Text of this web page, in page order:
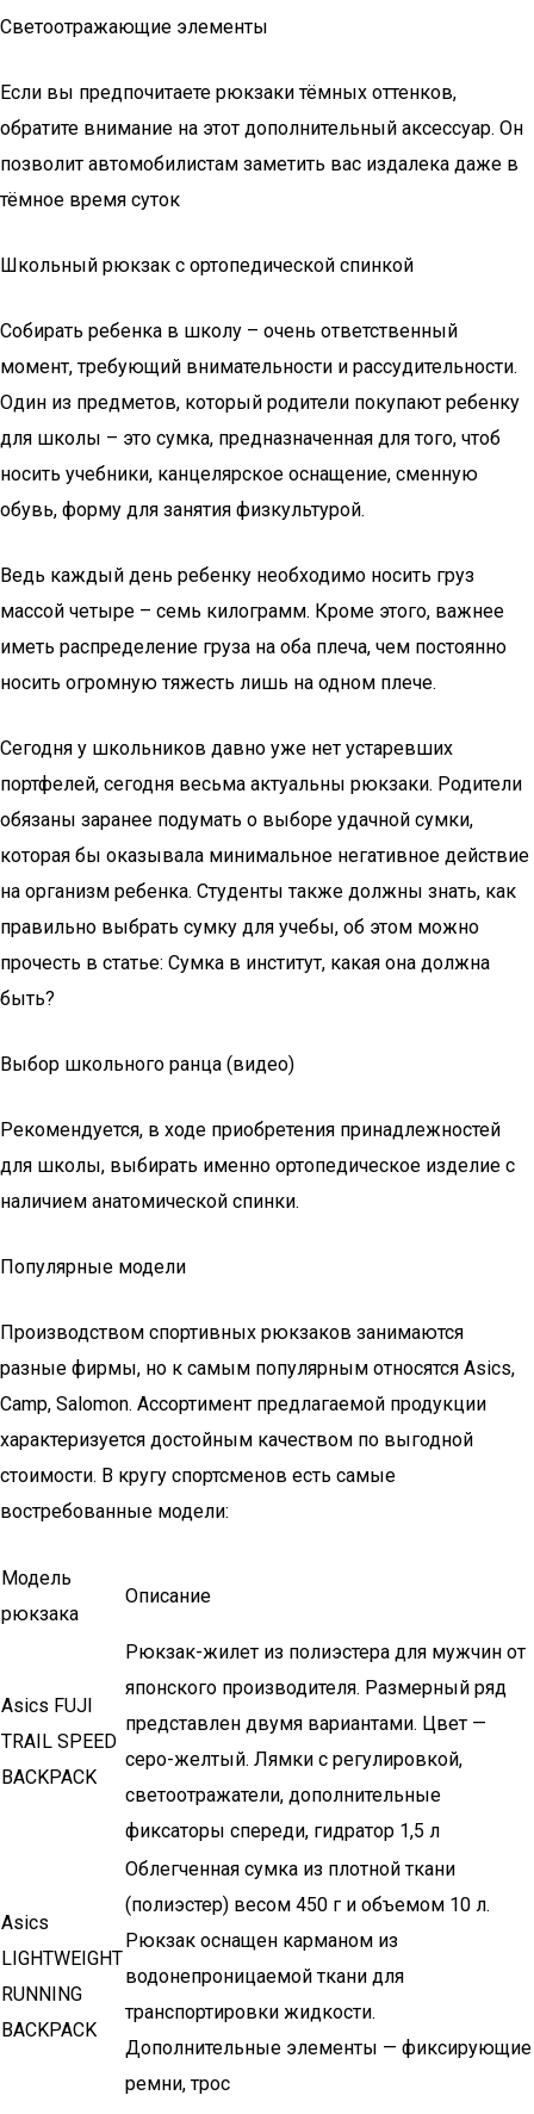
Светоотражающие элементы
Если вы предпочитаете рюкзаки тёмных оттенков,
обратите внимание на этот дополнительный аксессуар. Он
позволит автомобилистам заметить вас издалека даже в
тёмное время суток
Школьный рюкзак с ортопедической спинкой
Собирать ребенка в школу – очень ответственный
момент, требующий внимательности и рассудительности.
Один из предметов, который родители покупают ребенку
для школы – это сумка, предназначенная для того, чтоб
носить учебники, канцелярское оснащение, сменную
обувь, форму для занятия физкультурой.
Ведь каждый день ребенку необходимо носить груз
массой четыре – семь килограмм. Кроме этого, важнее
иметь распределение груза на оба плеча, чем постоянно
носить огромную тяжесть лишь на одном плече.
Сегодня у школьников давно уже нет устаревших
портфелей, сегодня весьма актуальны рюкзаки. Родители
обязаны заранее подумать о выборе удачной сумки,
которая бы оказывала минимальное негативное действие
на организм ребенка. Студенты также должны знать, как
правильно выбрать сумку для учебы, об этом можно
прочесть в статье: Сумка в институт, какая она должна
быть?
Выбор школьного ранца (видео)
Рекомендуется, в ходе приобретения принадлежностей
для школы, выбирать именно ортопедическое изделие с
наличием анатомической спинки.
Популярные модели
Производством спортивных рюкзаков занимаются
разные фирмы, но к самым популярным относятся Asics,
Camp, Salomon. Ассортимент предлагаемой продукции
характеризуется достойным качеством по выгодной
стоимости. В кругу спортсменов есть самые
востребованные модели:
Модель
рюкзака
Описание
Asics FUJI
TRAIL SPEED
BACKPACK
Рюкзак-жилет из полиэстера для мужчин от
японского производителя. Размерный ряд
представлен двумя вариантами. Цвет —
серо-желтый. Лямки с регулировкой,
светоотражатели, дополнительные
фиксаторы спереди, гидратор 1,5 л
Asics
LIGHTWEIGHT
RUNNING
BACKPACK
Облегченная сумка из плотной ткани
(полиэстер) весом 450 г и объемом 10 л.
Рюкзак оснащен карманом из
водонепроницаемой ткани для
транспортировки жидкости.
Дополнительные элементы — фиксирующие
ремни, трос